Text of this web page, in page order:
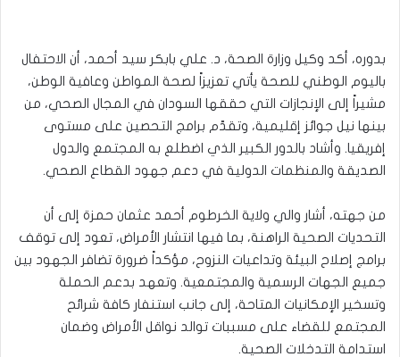
بدوره، أكد وكيل وزارة الصحة، د. علي بابكر سيد أحمد، أن الاحتفال
باليوم الوطني للصحة يأتي تعزيزاً لصحة المواطن وعافية الوطن،
مشيراً إلى الإنجازات التي حققها السودان في المجال الصحي، من
بينها نيل جوائز إقليمية، وتقدّم برامج التحصين على مستوى
إفريقيا. وأشاد بالدور الكبير الذي اضطلع به المجتمع والدول
الصديقة والمنظمات الدولية في دعم جهود القطاع الصحي.
من جهته، أشار والي ولاية الخرطوم أحمد عثمان حمزة إلى أن
التحديات الصحية الراهنة، بما فيها انتشار الأمراض، تعود إلى توقف
برامج إصلاح البيئة وتداعيات النزوح، مؤكداً ضرورة تضافر الجهود بين
جميع الجهات الرسمية والمجتمعية. وتعهد بدعم الحملة
وتسخير الإمكانيات المتاحة، إلى جانب استنفار كافة شرائح
المجتمع للقضاء على مسببات توالد نواقل الأمراض وضمان
استدامة التدخلات الصحية.